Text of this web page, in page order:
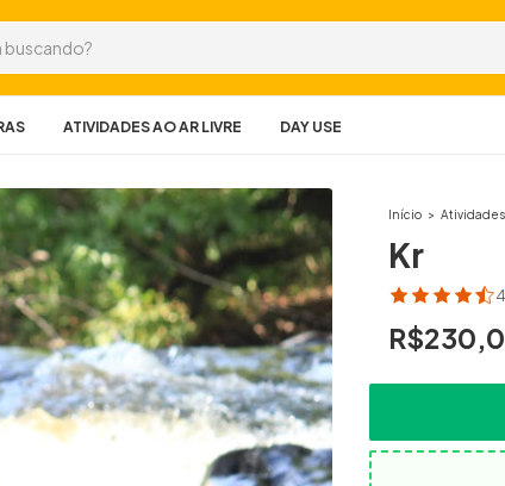
ATIVIDADES AO AR LIVRE DAY USE
Início > Atividades
Kr